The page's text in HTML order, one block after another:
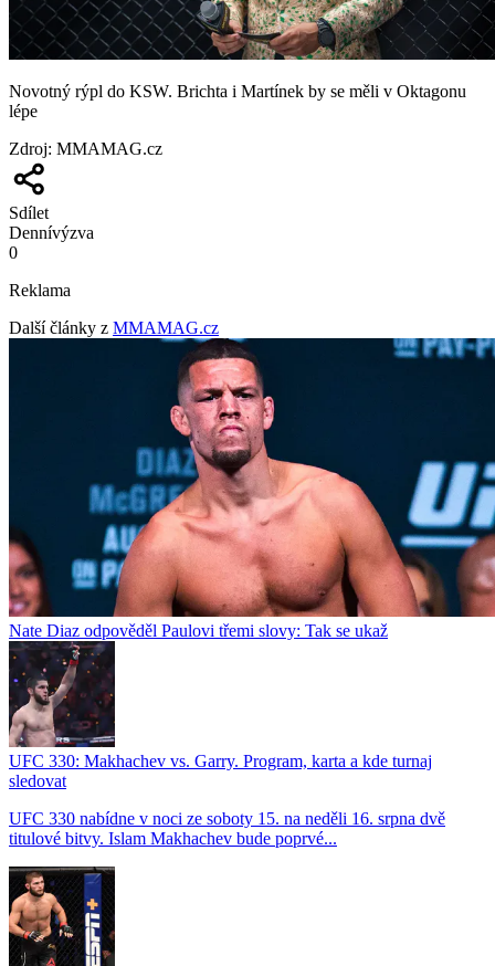
Novotný rýpl do KSW. Brichta i Martínek by se měli v Oktagonu
lépe
Zdroj: MMAMAG.cz
Sdílet
Dennívýzva
0
Reklama
Další články z MMAMAG.cz
Nate Diaz odpověděl Paulovi třemi slovy: Tak se ukaž
UFC 330: Makhachev vs. Garry. Program, karta a kde turnaj
sledovat
UFC 330 nabídne v noci ze soboty 15. na neděli 16. srpna dvě
titulové bitvy. Islam Makhachev bude poprvé...